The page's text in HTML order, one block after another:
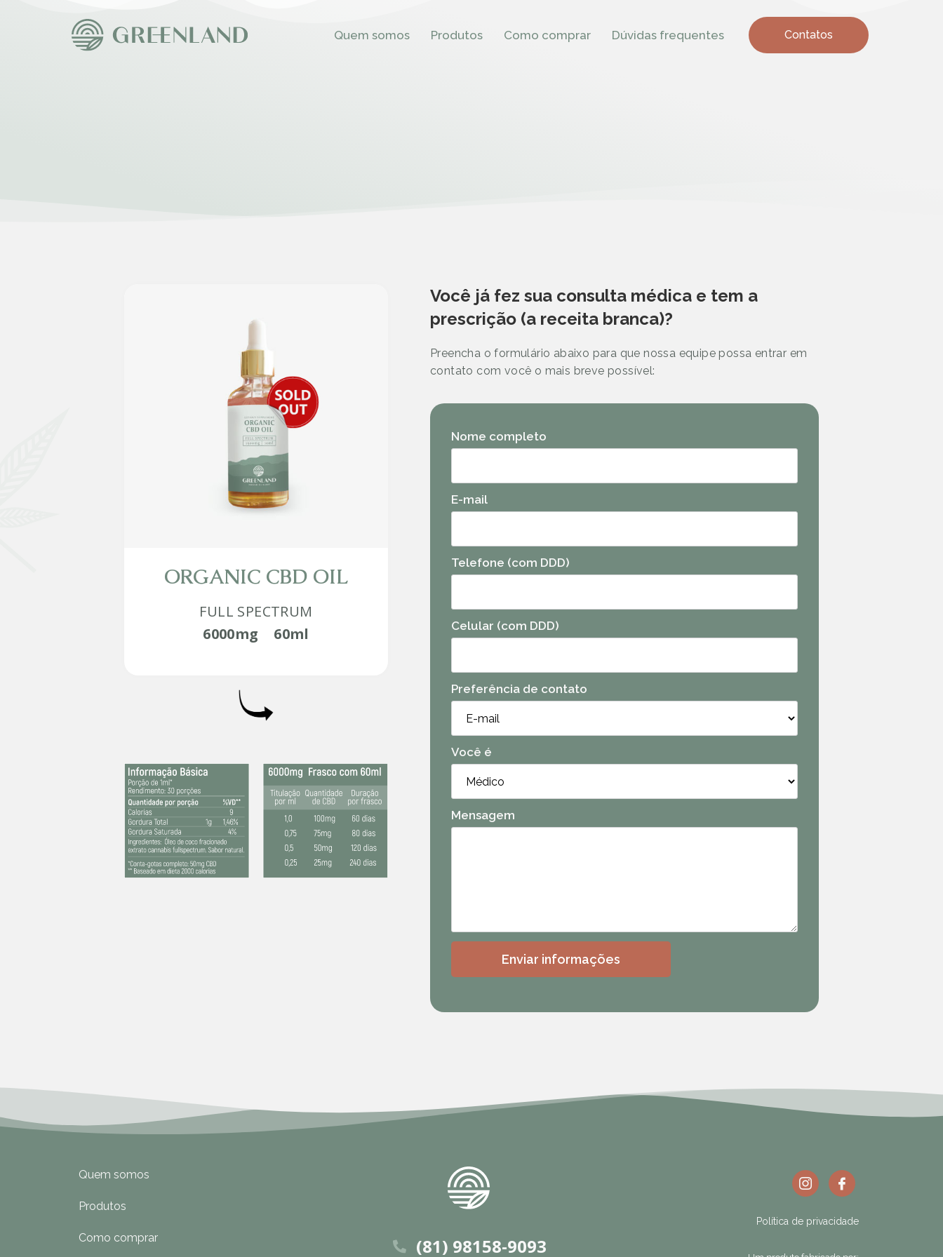
Quem somos Produtos Como comprar Dúvidas frequentes Contatos
ORGANIC CBD OIL
FULL SPECTRUM
6000mg
60ml
Você já fez sua consulta médica e tem a
prescrição (a receita branca)?
Preencha o formulário abaixo para que nossa equipe possa entrar em
contato com você o mais breve possível:
Nome completo
E-mail
Telefone (com DDD)
Celular (com DDD)
Preferência de contato
Você é
Mensagem
Quem somos
Produtos
Como comprar (81) 98158-9093
Política de privacidade